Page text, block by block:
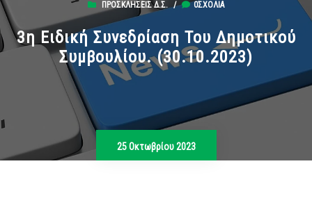
ΠΡΟΣΚΛΉΣΕΙΣ Δ.Σ. / 0ΣΧΌΛΙΑ
3η Ειδική Συνεδρίαση Του Δημοτικού
Συμβουλίου. (30.10.2023)
25 Οκτωβρίου 2023